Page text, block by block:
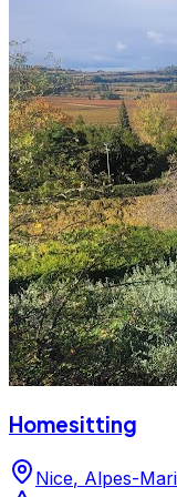
N'hésitez pas à
prendre contact. Happy little paws petsitting est un
professionnel du
⭐⭐⭐⭐⭐ sur
Homesitting
Nice, Alpes-